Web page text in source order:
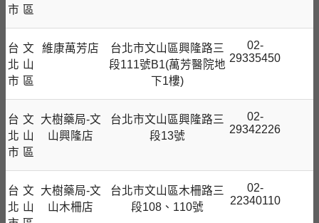
市 區
台
北
市
文
山
區
維康萬芳店
台北市文山區興隆路三
段111號B1(萬芳醫院地
下1樓)
02-
29335450
台
北
市
文
山
區
大樹藥局-文
山興隆店
台北市文山區興隆路三
段13號
02-
29342226
台
北
文
山
大樹藥局-文
山木柵店
台北市文山區木柵路三
段108、110號
02-
22340110